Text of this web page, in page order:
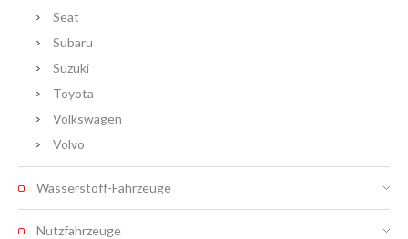
Seat
Subaru
Suzuki
Toyota
Volkswagen
Volvo
Wasserstoff-Fahrzeuge
Nutzfahrzeuge